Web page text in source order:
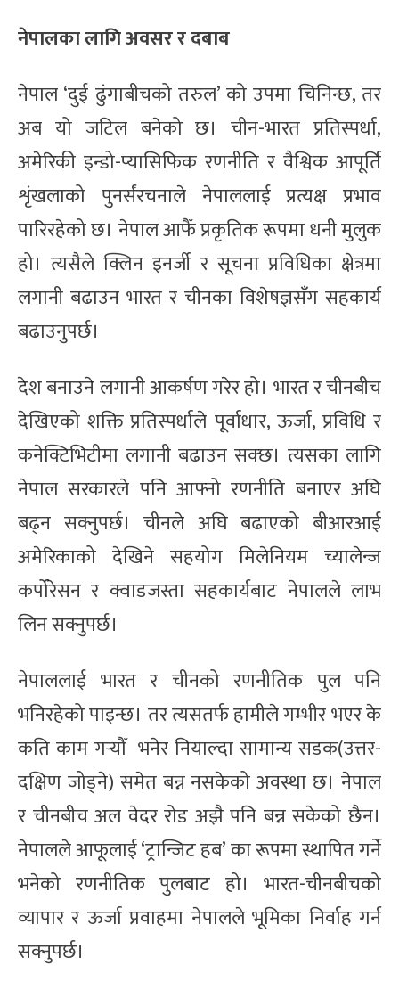
नेपालका लागि अवसर र दबाब
नेपाल ‘दुई ढुंगाबीचको तरुल’ को उपमा चिनिन्छ, तर
अब यो जटिल बनेको छ। चीन-भारत प्रतिस्पर्धा,
अमेरिकी इन्डो-प्यासिफिक रणनीति र वैश्विक आपूर्ति
शृंखलाको पुनर्संरचनाले नेपाललाई प्रत्यक्ष प्रभाव
पारिरहेको छ। नेपाल आफैँ प्रकृतिक रूपमा धनी मुलुक
हो। त्यसैले क्लिन इनर्जी र सूचना प्रविधिका क्षेत्रमा
लगानी बढाउन भारत र चीनका विशेषज्ञसँग सहकार्य
बढाउनुपर्छ।
देश बनाउने लगानी आकर्षण गरेर हो। भारत र चीनबीच
देखिएको शक्ति प्रतिस्पर्धाले पूर्वाधार, ऊर्जा, प्रविधि र
कनेक्टिभिटीमा लगानी बढाउन सक्छ। त्यसका लागि
नेपाल सरकारले पनि आफ्नो रणनीति बनाएर अघि
बढ्न सक्नुपर्छ। चीनले अघि बढाएको बीआरआई
अमेरिकाको देखिने सहयोग मिलेनियम च्यालेन्ज
कर्पोरेसन र क्वाडजस्ता सहकार्यबाट नेपालले लाभ
लिन सक्नुपर्छ।
नेपाललाई भारत र चीनको रणनीतिक पुल पनि
भनिरहेको पाइन्छ। तर त्यसतर्फ हामीले गम्भीर भएर के
कति काम गर्‍यौँ भनेर नियाल्दा सामान्य सडक(उत्तर-
दक्षिण जोड्ने) समेत बन्न नसकेको अवस्था छ। नेपाल
र चीनबीच अल वेदर रोड अझै पनि बन्न सकेको छैन।
नेपालले आफूलाई ‘ट्रान्जिट हब’ का रूपमा स्थापित गर्ने
भनेको रणनीतिक पुलबाट हो। भारत-चीनबीचको
व्यापार र ऊर्जा प्रवाहमा नेपालले भूमिका निर्वाह गर्न
सक्नुपर्छ।